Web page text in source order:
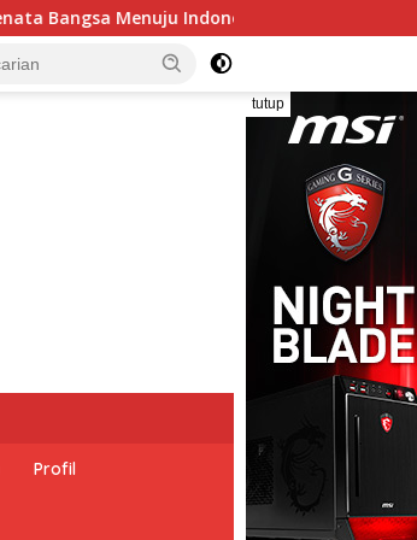
Pemerintah Indonesia dan
tutup
Profil